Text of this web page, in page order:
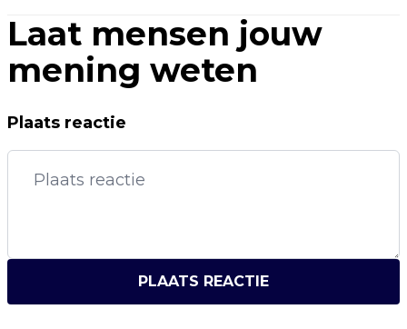
Laat mensen jouw
mening weten
Plaats reactie
PLAATS REACTIE